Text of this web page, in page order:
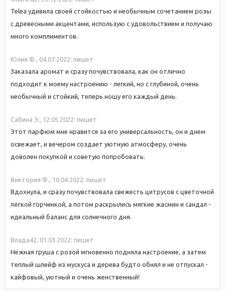
Telea удивила своей стойкостью и необычным сочетанием розы
с древесными акцентами, использую с удовольствием и получаю
много комплиментов.
Юлия Ф., 04.07.2022: пишет
Заказала аромат и сразу почувствовала, как он отлично
подходит к моему настроению - легкий, но с глубиной, очень
необычный и стойкий, теперь ношу его каждый день.
Сабина Э., 12.05.2022: пишет
Этот парфюм мне нравится за его универсальность, он и днем
освежает, и вечером создает уютную атмосферу, очень
доволен покупкой и советую попробовать.
Виктория Ф., 10.04.2022: пишет
Вдохнула, и сразу почувствовала свежесть цитрусов с цветочной
лёгкой горчинкой, а потом раскрылись мягкие жасмин и сандал -
идеальный баланс для солнечного дня.
Влада42, 01.03.2022: пишет
Нежная груша с розой мгновенно подняла настроение, а затем
теплый шлейф из мускуса и дерева будто обнял и не отпускал -
кайфовый, уютный и очень женственный!